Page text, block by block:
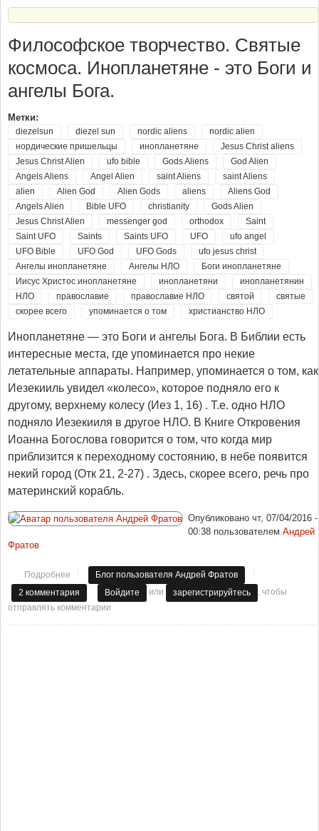
Философское творчество. Святые
космоса. Инопланетяне - это Боги и
ангелы Бога.
Метки:
diezelsun diezel sun nordic aliens
nordic alien
нордические пришельцы
инопланетяне
Jesus Christ aliens
Jesus Christ Alien
ufo bible Gods Aliens
God Alien
Angels Aliens
Angel Alien saint Aliens
saint Aliens
alien
Alien God Alien Gods aliens
Aliens God
Angels Alien
Bible UFO christianity
Gods Alien
Jesus Christ Alien
messenger god orthodox
Saint
Saint UFO
Saints Saints UFO UFO
ufo angel
UFO Bible
UFO God UFO Gods
ufo jesus christ
Ангелы инопланетяне
Ангелы НЛО
Боги инопланетяне
Иисус Христос инопланетяне
инопланетяни
инопланетянин
НЛО
православие православие НЛО святой
святые
скорее всего
упоминается о том христианство НЛО
Инопланетяне — это Боги и ангелы Бога. В Библии есть
интересные места, где упоминается про некие
летательные аппараты. Например, упоминается о том, как
Иезекииль увидел «колесо», которое подняло его к
другому, верхнему колесу (Иез 1, 16) . Т.е. одно НЛО
подняло Иезекииля в другое НЛО. В Книге Откровения
Иоанна Богослова говорится о том, что когда мир
приблизится к переходному состоянию, в небе появится
некий город (Отк 21, 2-27) . Здесь, скорее всего, речь про
материнский корабль.
Опубликовано чт, 07/04/2016 -
00:38пользователем Андрей
Фратов
Подробнее о Философское творчество. Святые космоса. Инопланетяне
- это Боги и ангелы Бога.
Блог пользователя Андрей Фратов
2 комментария
Войдите или зарегистрируйтесь
, чтобы
отправлять комментарии